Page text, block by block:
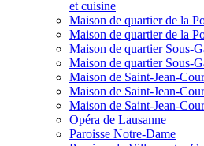
et cuisine
Maison de quartier de la
Maison de quartier de la
Maison de quartier Sous-
Maison de quartier Sous-
Maison de Saint-Jean-
Maison de Saint-Jean-
Maison de Saint-Jean-
Opéra de Lausanne
Paroisse Notre-Dame